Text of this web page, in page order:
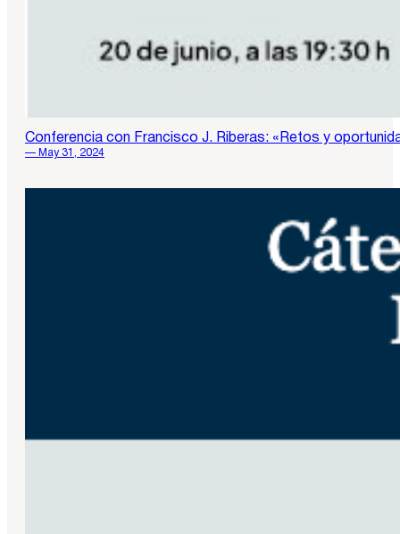
Conferencia con Francisco J. Riberas: «Retos y
— May 31, 2024